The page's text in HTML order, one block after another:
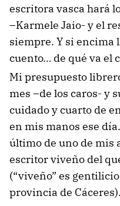
escritora vasca hará
–Karmele Jaio- y el
siempre. Y si encima
cuento… de qué va el
Mi presupuesto
mes –de los caros- y
cuidado y cuarto de
en mis manos ese
último de uno de mis
escritor viveño del
(“viveño” es
provincia de Cáceres).